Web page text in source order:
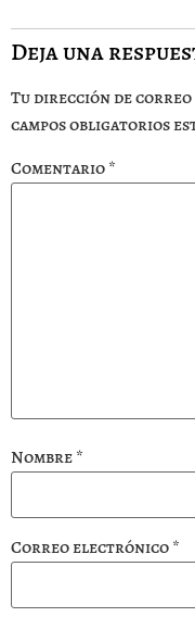
Deja una
Tu dirección de
campos obligatorios
Comentario*
Nombre*
Correo electrónico*